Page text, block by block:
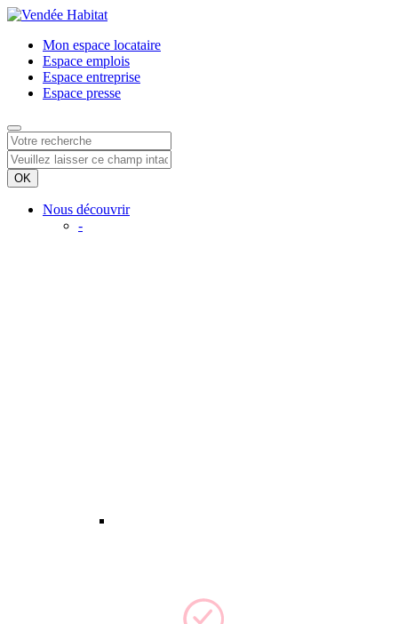
Mon espace locataire
Espace emplois
Espace entreprise
Espace presse
Nous découvrir
-